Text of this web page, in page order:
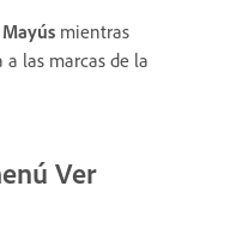
Mayús mientras
las marcas de la
Ver